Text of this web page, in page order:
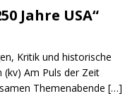
Jahre USA“
Kritik und historische
Am Puls der Zeit
Themenabende […]